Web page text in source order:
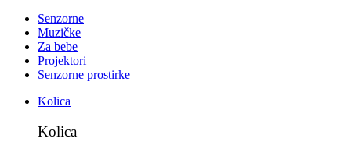
Senzorne
Muzičke
Za bebe
Projektori
Senzorne prostirke
Kolica
Kolica